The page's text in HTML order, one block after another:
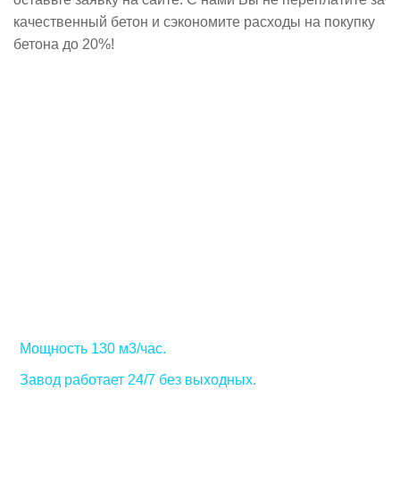
качественный бетон и сэкономите расходы на покупку
бетона до 20%!
Мощность 130 м3/час.
Завод работает 24/7 без выходных.